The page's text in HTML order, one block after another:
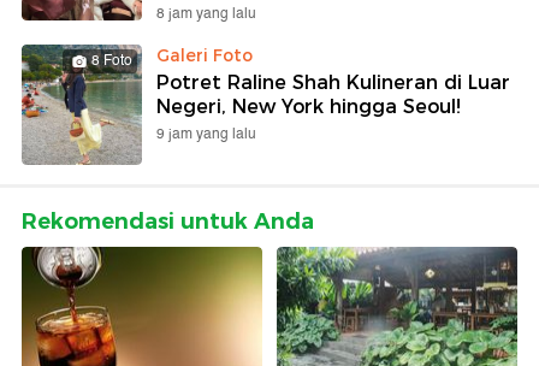
8 jam yang lalu
8 Foto Galeri Foto
Potret Raline Shah Kulineran di Luar
Negeri, New York hingga Seoul!
9 jam yang lalu
Rekomendasi untuk Anda